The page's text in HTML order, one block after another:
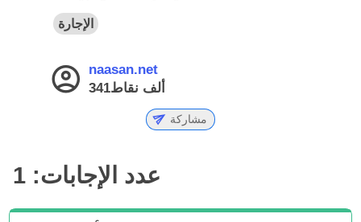
الإجارة
naasan.net
341ألف نقاط
مشاركة
عدد الإجابات: 1